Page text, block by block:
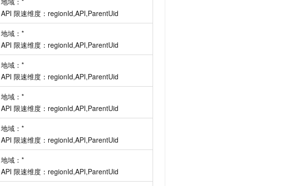
API 限速维度： regionId,API,ParentUid
地域： *
API 限速维度： regionId,API,ParentUid
地域： *
API 限速维度： regionId,API,ParentUid
地域： *
API 限速维度： regionId,API,ParentUid
地域： *
API 限速维度： regionId,API,ParentUid
地域： *
API 限速维度： regionId,API,ParentUid